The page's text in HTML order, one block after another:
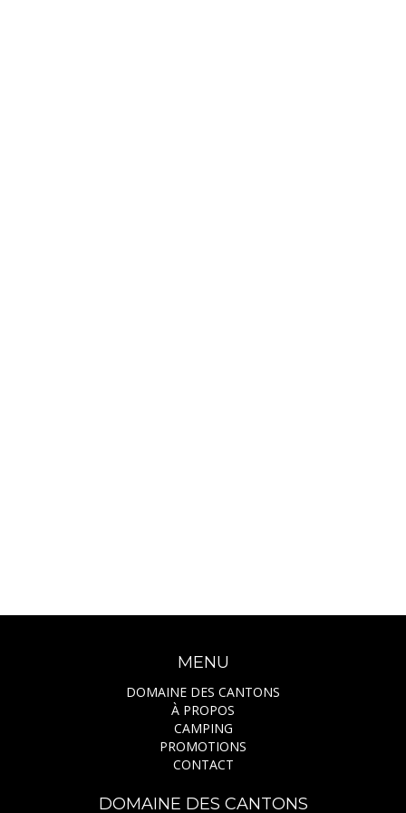
MENU
DOMAINE DES CANTONS
À PROPOS
CAMPING
PROMOTIONS
CONTACT
DOMAINE DES CANTONS